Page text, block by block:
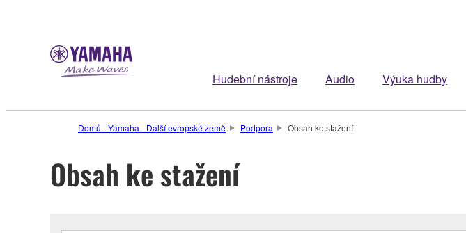
Hudební nástroje Audio Výuka hudby
Domů - Yamaha - Další evropské země Podpora Obsah ke stažení
Obsah ke stažení